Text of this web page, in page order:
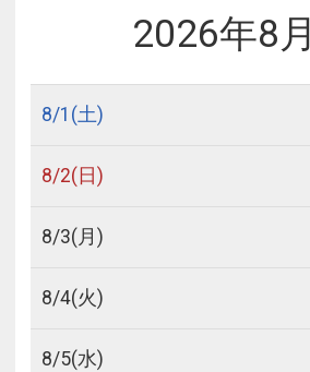
2026年8月
8/1 (土)
8/2(日)
8/3(月)
8/4(火)
8/5(水)